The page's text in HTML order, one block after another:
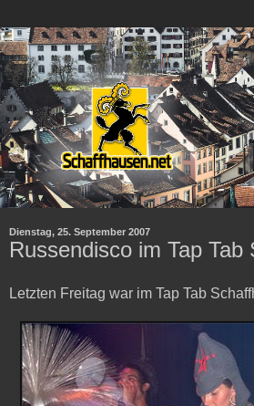
Dienstag, 25. September 2007
Russendisco im Tap Tab
Letzten Freitag war im Tap Tab